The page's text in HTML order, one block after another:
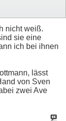
nicht weiß.
sie eine
ich bei ihnen
lässt
von Sven
zwei Ave